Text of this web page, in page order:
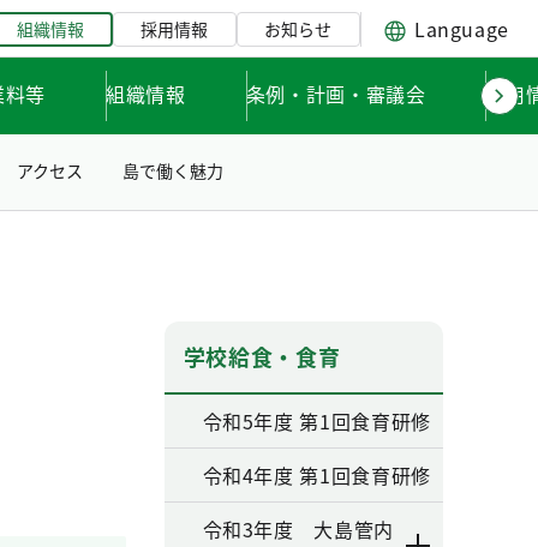
組織情報 採用情報 お知らせ Language
等 組織情報 条例・計画・審議会 採用
アクセス 島で働く魅力
学校給食・食育
令和5年度 第1回食育研修
令和4年度 第1回食育研修
令和3年度 大島管内